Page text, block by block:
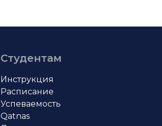
Студентам
Инструкция
Расписание
Успеваемость
Qatnas